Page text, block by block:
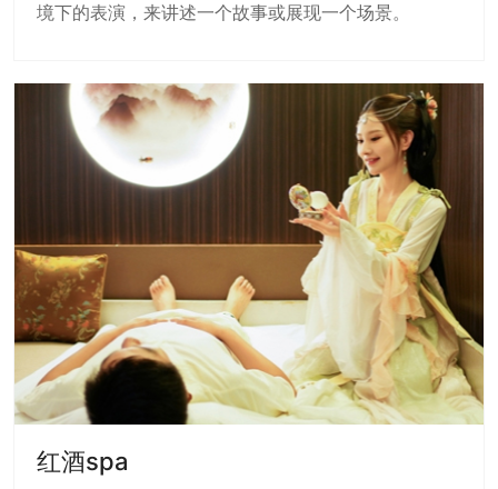
境下的表演，来讲述一个故事或展现一个场景。
红酒spa